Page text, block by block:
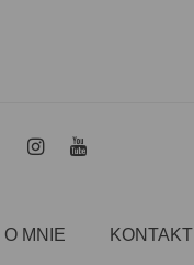
O MNIE KONTAKT